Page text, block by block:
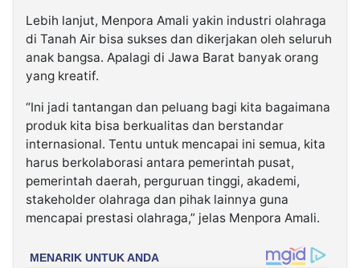
Lebih lanjut, Menpora Amali yakin industri olahraga
di Tanah Air bisa sukses dan dikerjakan oleh seluruh
anak bangsa. Apalagi di Jawa Barat banyak orang
yang kreatif.
“Ini jadi tantangan dan peluang bagi kita bagaimana
produk kita bisa berkualitas dan berstandar
internasional. Tentu untuk mencapai ini semua, kita
harus berkolaborasi antara pemerintah pusat,
pemerintah daerah, perguruan tinggi, akademi,
stakeholder olahraga dan pihak lainnya guna
mencapai prestasi olahraga,” jelas Menpora Amali.